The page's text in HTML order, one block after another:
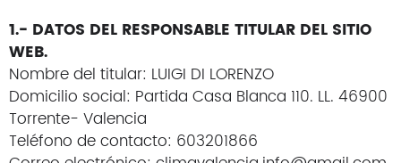
Servicio Técnico
Blog
Nosotros
1.- DATOS DEL RESPONSABLE TITULAR DEL SITIO
WEB.
Nombre del titular: LUIGI DI LORENZO
Domicilio social: Partida Casa Blanca 110. LL. 46900
Torrente- Valencia
Teléfono de contacto: 603201866